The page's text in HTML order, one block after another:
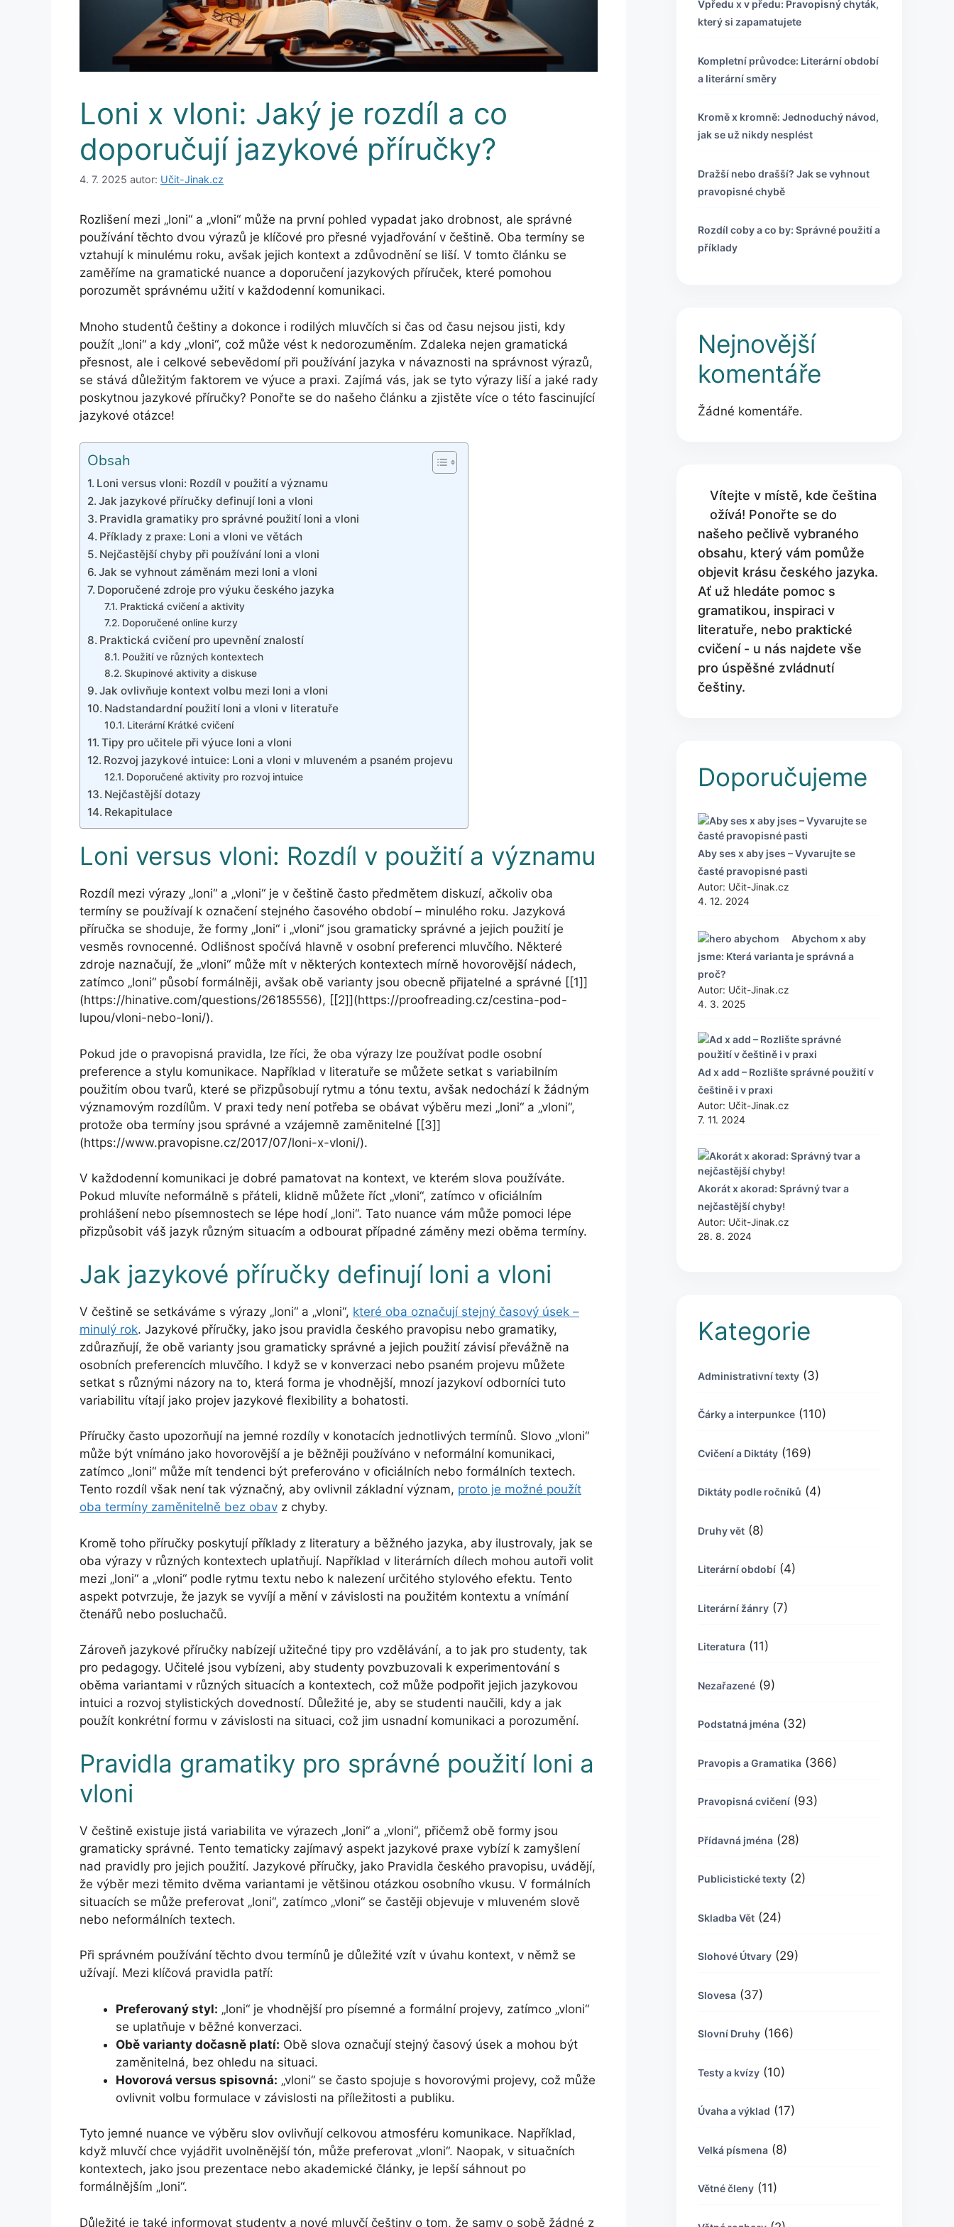
Loni x vloni: Jaký je rozdíl a co
doporučují jazykové příručky?
4. 7. 2025 autor: Učit-Jinak.cz
Rozlišení mezi „loni“ a „vloni“ může na první pohled vypadat jako drobnost, ale správné
používání těchto dvou výrazů je klíčové pro přesné vyjadřování v češtině. Oba termíny se
vztahují k minulému roku, avšak jejich kontext a zdůvodnění se liší. V tomto článku se
zaměříme na gramatické nuance a doporučení jazykových příruček, které pomohou
porozumět správnému užití v každodenní komunikaci.
Mnoho studentů češtiny a dokonce i rodilých mluvčích si čas od času nejsou jisti, kdy
použít „loni“ a kdy „vloni“, což může vést k nedorozuměním. Zdaleka nejen gramatická
přesnost, ale i celkové sebevědomí při používání jazyka v návaznosti na správnost výrazů,
se stává důležitým faktorem ve výuce a praxi. Zajímá vás, jak se tyto výrazy liší a jaké rady
poskytnou jazykové příručky? Ponořte se do našeho článku a zjistěte více o této fascinující
jazykové otázce!
Obsah
Loni versus vloni: Rozdíl v použití a významu
Jak jazykové příručky definují loni a vloni
Pravidla gramatiky pro správné použití loni a vloni
Příklady z praxe: Loni a vloni ve větách
Nejčastější chyby při používání loni a vloni
Jak se vyhnout záměnám mezi loni a vloni
Doporučené zdroje pro výuku českého jazyka
Praktická cvičení a aktivity
Doporučené online kurzy
Praktická cvičení pro upevnění znalostí
Použití ve různých kontextech
Skupinové aktivity a diskuse
Jak ovlivňuje kontext volbu mezi loni a vloni
Nadstandardní použití loni a vloni v literatuře
Literární Krátké cvičení
Tipy pro učitele při výuce loni a vloni
Rozvoj jazykové intuice: Loni a vloni v mluveném a psaném projevu
Doporučené aktivity pro rozvoj intuice
Nejčastější dotazy
Rekapitulace
Loni versus vloni: Rozdíl v použití a významu
Rozdíl mezi výrazy „loni“ a „vloni“ je v češtině často předmětem diskuzí, ačkoliv oba
termíny se používají k označení stejného časového období – minulého roku. Jazyková
příručka se shoduje, že formy „loni“ i „vloni“ jsou gramaticky správné a jejich použití je
vesměs rovnocenné. Odlišnost spočívá hlavně v osobní preferenci mluvčího. Některé
zdroje naznačují, že „vloni“ může mít v některých kontextech mírně hovorovější nádech,
zatímco „loni“ působí formálněji, avšak obě varianty jsou obecně přijatelné a správné [[1]]
(https://hinative.com/questions/26185556), [[2]](https://proofreading.cz/cestina-pod-
lupou/vloni-nebo-loni/).
Pokud jde o pravopisná pravidla, lze říci, že oba výrazy lze používat podle osobní
preference a stylu komunikace. Například v literatuře se můžete setkat s variabilním
použitím obou tvarů, které se přizpůsobují rytmu a tónu textu, avšak nedochází k žádným
významovým rozdílům. V praxi tedy není potřeba se obávat výběru mezi „loni“ a „vloni“,
protože oba termíny jsou správné a vzájemně zaměnitelné [[3]]
(https://www.pravopisne.cz/2017/07/loni-x-vloni/).
V každodenní komunikaci je dobré pamatovat na kontext, ve kterém slova používáte.
Pokud mluvíte neformálně s přáteli, klidně můžete říct „vloni“, zatímco v oficiálním
prohlášení nebo písemnostech se lépe hodí „loni“. Tato nuance vám může pomoci lépe
přizpůsobit váš jazyk různým situacím a odbourat případné záměny mezi oběma termíny.
Jak jazykové příručky definují loni a vloni
V češtině se setkáváme s výrazy „loni“ a „vloni“, které oba označují stejný časový úsek –
minulý rok. Jazykové příručky, jako jsou pravidla českého pravopisu nebo gramatiky,
zdůrazňují, že obě varianty jsou gramaticky správné a jejich použití závisí převážně na
osobních preferencích mluvčího. I když se v konverzaci nebo psaném projevu můžete
setkat s různými názory na to, která forma je vhodnější, mnozí jazykoví odborníci tuto
variabilitu vítají jako projev jazykové flexibility a bohatosti.
Příručky často upozorňují na jemné rozdíly v konotacích jednotlivých termínů. Slovo „vloni“
může být vnímáno jako hovorovější a je běžněji používáno v neformální komunikaci,
zatímco „loni“ může mít tendenci být preferováno v oficiálních nebo formálních textech.
Tento rozdíl však není tak význačný, aby ovlivnil základní význam, proto je možné použít
oba termíny zaměnitelně bez obav z chyby.
Kromě toho příručky poskytují příklady z literatury a běžného jazyka, aby ilustrovaly, jak se
oba výrazy v různých kontextech uplatňují. Například v literárních dílech mohou autoři volit
mezi „loni“ a „vloni“ podle rytmu textu nebo k nalezení určitého stylového efektu. Tento
aspekt potvrzuje, že jazyk se vyvíjí a mění v závislosti na použitém kontextu a vnímání
čtenářů nebo posluchačů.
Zároveň jazykové příručky nabízejí užitečné tipy pro vzdělávání, a to jak pro studenty, tak
pro pedagogy. Učitelé jsou vybízeni, aby studenty povzbuzovali k experimentování s
oběma variantami v různých situacích a kontextech, což může podpořit jejich jazykovou
intuici a rozvoj stylistických dovedností. Důležité je, aby se studenti naučili, kdy a jak
použít konkrétní formu v závislosti na situaci, což jim usnadní komunikaci a porozumění.
Pravidla gramatiky pro správné použití loni a
vloni
V češtině existuje jistá variabilita ve výrazech „loni“ a „vloni“, přičemž obě formy jsou
gramaticky správné. Tento tematicky zajímavý aspekt jazykové praxe vybízí k zamyšlení
nad pravidly pro jejich použití. Jazykové příručky, jako Pravidla českého pravopisu, uvádějí,
že výběr mezi těmito dvěma variantami je většinou otázkou osobního vkusu. V formálních
situacích se může preferovat „loni“, zatímco „vloni“ se častěji objevuje v mluveném slově
nebo neformálních textech.
Při správném používání těchto dvou termínů je důležité vzít v úvahu kontext, v němž se
užívají. Mezi klíčová pravidla patří:
Preferovaný styl: „loni“ je vhodnější pro písemné a formální projevy, zatímco „vloni“
se uplatňuje v běžné konverzaci.
Obě varianty dočasně platí: Obě slova označují stejný časový úsek a mohou být
zaměnitelná, bez ohledu na situaci.
Hovorová versus spisovná: „vloni“ se často spojuje s hovorovými projevy, což může
ovlivnit volbu formulace v závislosti na příležitosti a publiku.
Tyto jemné nuance ve výběru slov ovlivňují celkovou atmosféru komunikace. Například,
když mluvčí chce vyjádřit uvolněnější tón, může preferovat „vloni“. Naopak, v situačních
kontextech, jako jsou prezentace nebo akademické články, je lepší sáhnout po
formálnějším „loni“.
Důležité je také informovat studenty a nové mluvčí češtiny o tom, že samy o sobě žádné z
Vpředu x v předu: Pravopisný chyták,
který si zapamatujete
Kompletní průvodce: Literární období
a literární směry
Kromě x kromně: Jednoduchý návod,
jak se už nikdy nesplést
Dražší nebo drašší? Jak se vyhnout
pravopisné chybě
Rozdíl coby a co by: Správné použití a
příklady
Nejnovější
komentáře
Žádné komentáře.
Vítejte v místě, kde čeština
ožívá! Ponořte se do
našeho pečlivě vybraného
obsahu, který vám pomůže
objevit krásu českého jazyka.
Ať už hledáte pomoc s
gramatikou, inspiraci v
literatuře, nebo praktické
cvičení - u nás najdete vše
pro úspěšné zvládnutí
češtiny.
Doporučujeme
Aby ses x aby jses – Vyvarujte se
časté pravopisné pasti
Autor: Učit-Jinak.cz
4. 12. 2024
Abychom x aby
jsme: Která varianta je správná a
proč?
Autor: Učit-Jinak.cz
4. 3. 2025
Ad x add – Rozlište správné použití v
češtině i v praxi
Autor: Učit-Jinak.cz
7. 11. 2024
Akorát x akorad: Správný tvar a
nejčastější chyby!
Autor: Učit-Jinak.cz
28. 8. 2024
Kategorie
Administrativní texty (3)
Čárky a interpunkce (110)
Cvičení a Diktáty (169)
Diktáty podle ročníků (4)
Druhy vět (8)
Literární období (4)
Literární žánry (7)
Literatura (11)
Nezařazené (9)
Podstatná jména (32)
Pravopis a Gramatika (366)
Pravopisná cvičení (93)
Přídavná jména (28)
Publicistické texty (2)
Skladba Vět (24)
Slohové Útvary (29)
Slovesa (37)
Slovní Druhy (166)
Testy a kvízy (10)
Úvaha a výklad (17)
Velká písmena (8)
Větné členy (11)